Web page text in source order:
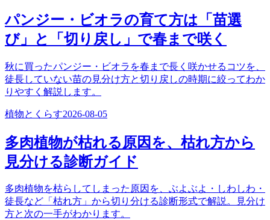
パンジー・ビオラの育て方は「苗選
び」と「切り戻し」で春まで咲く
秋に買ったパンジー・ビオラを春まで長く咲かせるコツを、
徒長していない苗の見分け方と切り戻しの時期に絞ってわか
りやすく解説します。
植物とくらす2026-08-05
多肉植物が枯れる原因を、枯れ方から
見分ける診断ガイド
多肉植物を枯らしてしまった原因を、ぶよぶよ・しわしわ・
徒長など「枯れ方」から切り分ける診断形式で解説。見分け
方と次の一手がわかります。